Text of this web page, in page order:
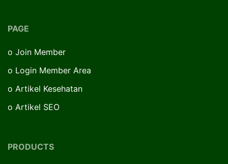
PAGE
o Join Member
o Login Member Area
o Artikel Kesehatan
o Artikel SEO
PRODUCTS